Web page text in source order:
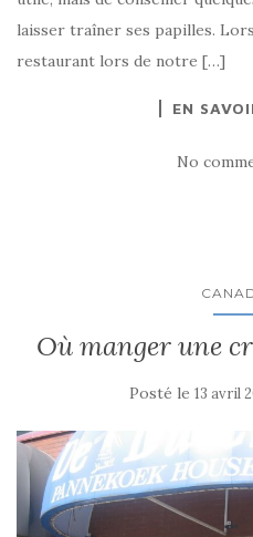
laisser traîner ses papilles.
restaurant lors de notre […]
EN
No
Où manger une
Posté le 13 avril